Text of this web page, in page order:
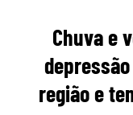
Chuva e
região e